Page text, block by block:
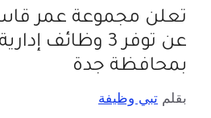
تعلن مجموعة عمر
عن توفر 3 وظائف
بمحافظة جدة
بقلم تبي وظيفة